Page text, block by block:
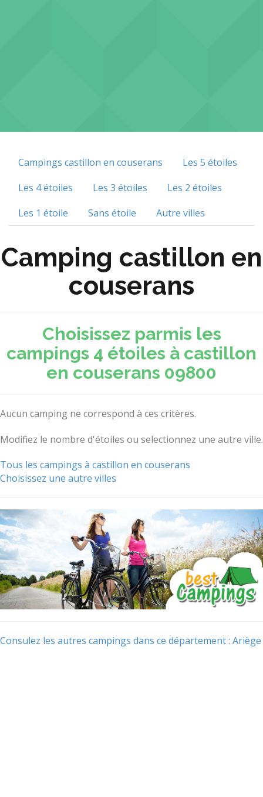
Campings castillon en couserans
Les 5 étoiles
Les 4 étoiles
Les 3 étoiles
Les 2 étoiles
Les 1 étoile
Sans étoile Autre villes
Camping castillon en
couserans
Choisissez parmis les
campings 4 étoiles à castillon
en couserans 09800
Aucun camping ne correspond à ces critères.
Modifiez le nombre d'étoiles ou selectionnez une autre ville.
Tous les campings à castillon en couserans
Choisissez une autre villes
Consulez les autres campings dans ce département : Ariège